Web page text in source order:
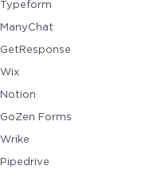
Typeform
ManyChat
GetResponse
Wix
Notion
GoZen Forms
Wrike
Pipedrive